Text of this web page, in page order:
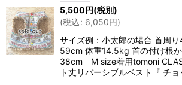
5,500円(税別)
(税込: 6,050円)
サイズ例：小太郎の場合 首周り
59cm 体重14.5kg 首の付け根
38cm M size着用tomoni
ト丈リバーシブルベスト『 チ